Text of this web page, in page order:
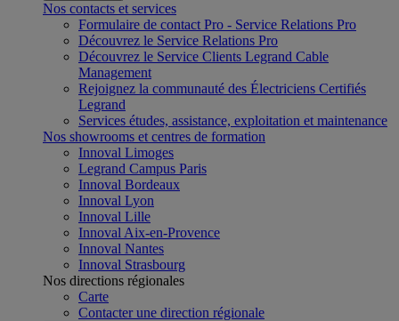
Nos contacts et services
Formulaire de contact Pro - Service Relations Pro
Découvrez le Service Relations Pro
Découvrez le Service Clients Legrand Cable
Management
Rejoignez la communauté des Électriciens Certifiés
Legrand
Services études, assistance, exploitation et maintenance
Nos showrooms et centres de formation
Innoval Limoges
Legrand Campus Paris
Innoval Bordeaux
Innoval Lyon
Innoval Lille
Innoval Aix-en-Provence
Innoval Nantes
Innoval Strasbourg
Nos directions régionales
Carte
Contacter une direction régionale